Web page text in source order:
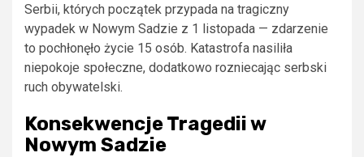
Serbii, których początek przypada na tragiczny
wypadek w Nowym Sadzie z 1 listopada — zdarzenie
to pochłonęło życie 15 osób. Katastrofa nasiliła
niepokoje społeczne, dodatkowo rozniecając serbski
ruch obywatelski.
Konsekwencje Tragedii w
Nowym Sadzie